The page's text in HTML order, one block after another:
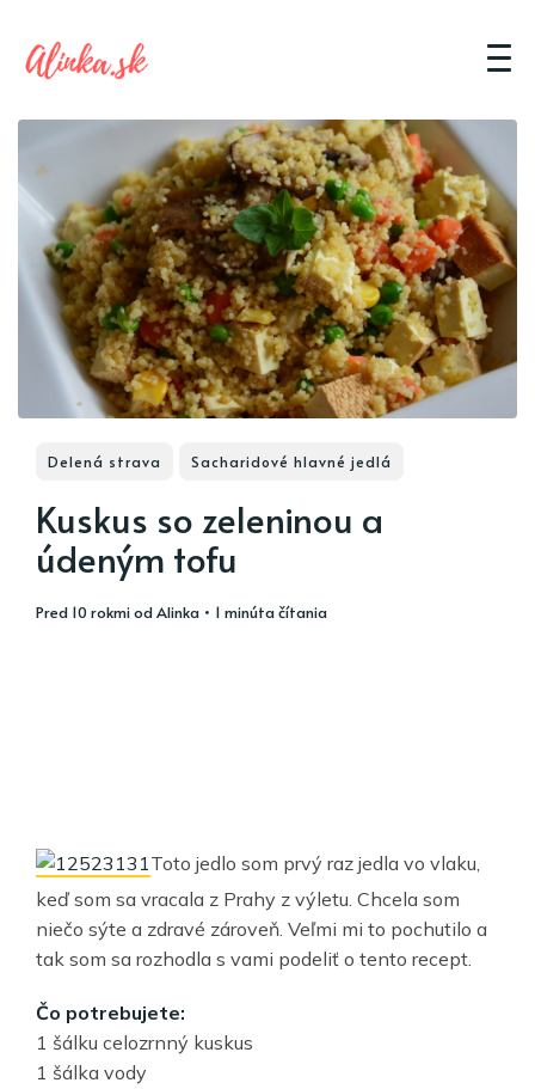
Delená strava Sacharidové hlavné jedlá
Kuskus so zeleninou a
údeným tofu
pred 10 rokmiodAlinka • 1 minúta čítania
Toto jedlo som prvý raz jedla vo vlaku,
keď som sa vracala z Prahy z výletu. Chcela som
niečo sýte a zdravé zároveň. Veľmi mi to pochutilo a
tak som sa rozhodla s vami podeliť o tento recept.
Čo potrebujete:
1 šálku celozrnný kuskus
1 šálka vody